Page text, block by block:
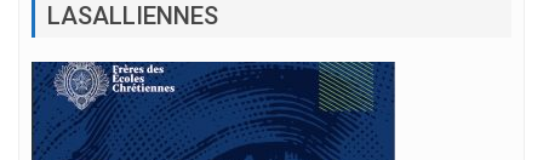
LASALLIENNES